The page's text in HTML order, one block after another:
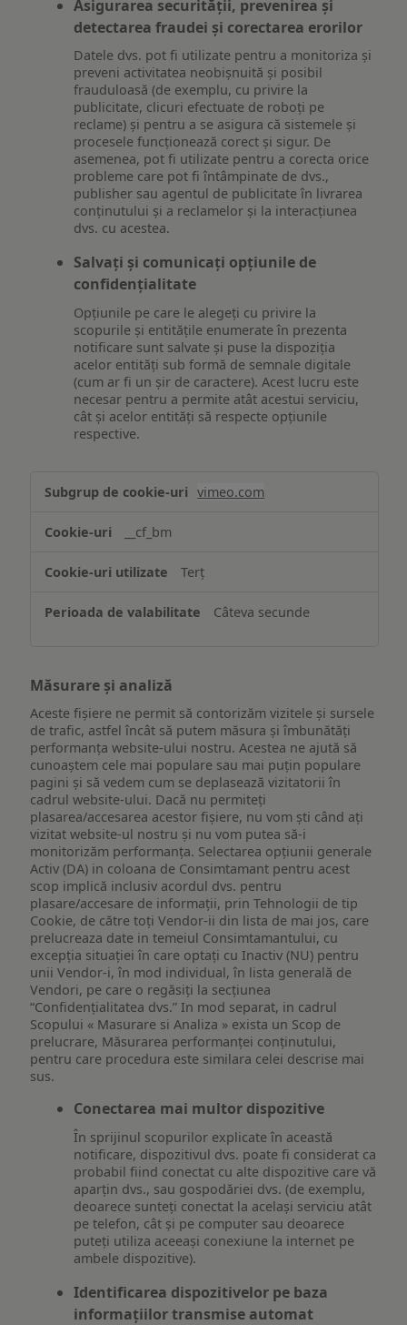
Asigurarea securității, prevenirea și
detectarea fraudei și corectarea erorilor
Datele dvs. pot fi utilizate pentru a monitoriza și
preveni activitatea neobișnuită și posibil
frauduloasă (de exemplu, cu privire la
publicitate, clicuri efectuate de roboți pe
reclame) și pentru a se asigura că sistemele și
procesele funcționează corect și sigur. De
asemenea, pot fi utilizate pentru a corecta orice
probleme care pot fi întâmpinate de dvs.,
publisher sau agentul de publicitate în livrarea
conținutului și a reclamelor și la interacțiunea
dvs. cu acestea.
Salvați și comunicați opțiunile de
confidențialitate
Opțiunile pe care le alegeți cu privire la
scopurile și entitățile enumerate în prezenta
notificare sunt salvate și puse la dispoziția
acelor entități sub formă de semnale digitale
(cum ar fi un șir de caractere). Acest lucru este
necesar pentru a permite atât acestui serviciu,
cât și acelor entități să respecte opțiunile
respective.
funcționalităților
ului
vimeo.com
__cf_bm
Terț
Câteva secunde
Măsurare și analiză
Aceste fișiere ne permit să contorizăm vizitele și sursele
de trafic, astfel încât să putem măsura și îmbunătăți
performanța website-ului nostru. Acestea ne ajută să
cunoaștem cele mai populare sau mai puțin populare
pagini și să vedem cum se deplasează vizitatorii în
cadrul website-ului. Dacă nu permiteți
plasarea/accesarea acestor fișiere, nu vom ști când ați
vizitat website-ul nostru și nu vom putea să-i
monitorizăm performanța. Selectarea opțiunii generale
Activ (DA) in coloana de Consimtamant pentru acest
scop implică inclusiv acordul dvs. pentru
plasare/accesare de informații, prin Tehnologii de tip
Cookie, de către toți Vendor-ii din lista de mai jos, care
prelucreaza date in temeiul Consimtamantului, cu
excepția situației în care optați cu Inactiv (NU) pentru
unii Vendor-i, în mod individual, în lista generală de
Vendori, pe care o regăsiți la secțiunea
“Confidențialitatea dvs.” In mod separat, in cadrul
Scopului « Masurare si Analiza » exista un Scop de
prelucrare, Măsurarea performanței conținutului,
pentru care procedura este similara celei descrise mai
sus.
Conectarea mai multor dispozitive
În sprijinul scopurilor explicate în această
notificare, dispozitivul dvs. poate fi considerat ca
probabil fiind conectat cu alte dispozitive care vă
aparțin dvs., sau gospodăriei dvs. (de exemplu,
deoarece sunteți conectat la același serviciu atât
pe telefon, cât și pe computer sau deoarece
puteți utiliza aceeași conexiune la internet pe
ambele dispozitive).
Identificarea dispozitivelor pe baza
informațiilor transmise automat